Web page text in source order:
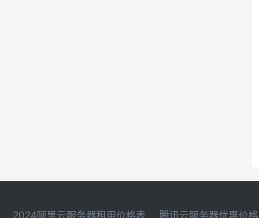
2024阿里云服务器租用价格表 腾讯云服务器优惠价格